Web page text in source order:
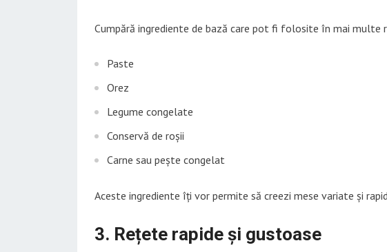
Cumpără ingrediente de bază care pot fi folosite în mai multe
Paste
Orez
Legume congelate
Conservă de roșii
Carne sau pește congelat
Aceste ingrediente îți vor permite să creezi mese variate și
3. Rețete rapide și gustoase